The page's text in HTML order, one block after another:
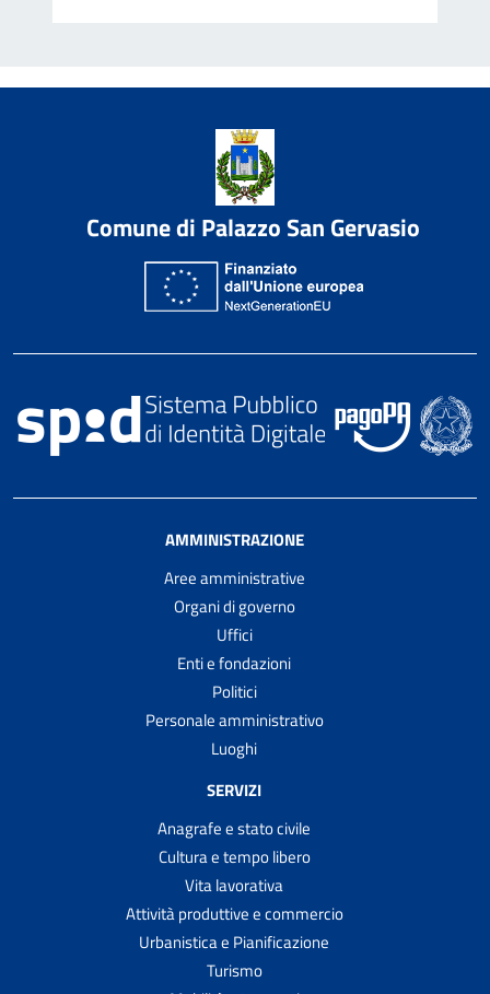
Comune di Palazzo San Gervasio
AMMINISTRAZIONE
Aree amministrative
Organi di governo
Uffici
Enti e fondazioni
Politici
Personale amministrativo
Luoghi
SERVIZI
Anagrafe e stato civile
Cultura e tempo libero
Vita lavorativa
Attività produttive e commercio
Urbanistica e Pianificazione
Turismo